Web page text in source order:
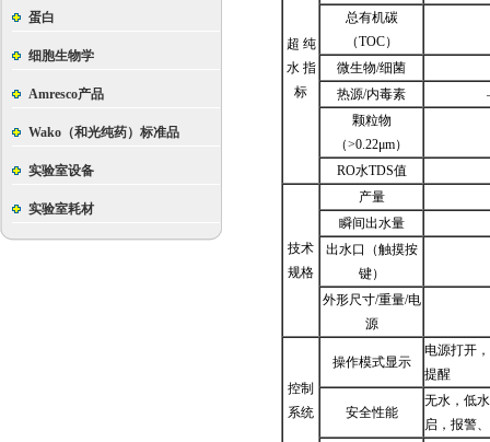
蛋白
细胞生物学
Amresco产品
Wako（和光纯药）标准品
实验室设备
实验室耗材
超 纯
水 指
标
总有机碳
（TOC）
微生物/细菌
热源/内毒素
颗粒物
（>0.22μm）
RO水TDS值
技术
规格
产量
瞬间出水量
出水口（触摸按
键）
外形尺寸/重量/电
源
控制
系统
操作模式显示
电源打开
提醒
安全性能
无水，低
启，报警